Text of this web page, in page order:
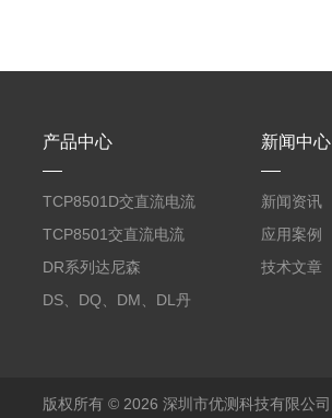
产品中心
TCP8501D交直流电流
探头500A
TCP8501交直流电流
探头500A
DR系列达尼森
Danisense高精度电流
DS、DQ、DM、DL丹
新闻中心
新闻资讯
应用案例
技术文章
版权所有 © 2026 深圳市优测科技有限公司